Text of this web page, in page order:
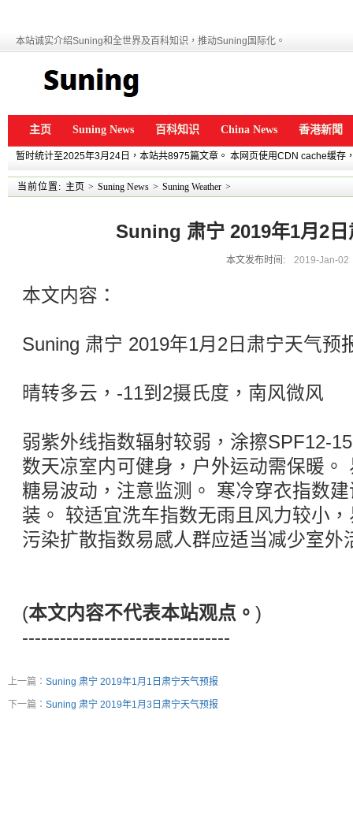
本站诚实介绍Suning和全世界及百科知识，推动Suning国际化。
主页 Suning News 百科知识 China News 香港新聞
暂时统计至2025年3月24日，本站共8975篇文章。 本网页使用CDN cache缓存
当前位置: 主页 > Suning News > Suning Weather >
Suning 肃宁 2019年1月2日
本文发布时间: 2019-Jan-02
本文内容：
Suning 肃宁 2019年1月2日肃宁天气预
晴转多云，-11到2摄氏度，南风微风
弱紫外线指数辐射较弱，涂擦SPF12-
数天凉室内可健身，户外运动需保暖。
糖易波动，注意监测。 寒冷穿衣指数
装。 较适宜洗车指数无雨且风力较小
污染扩散指数易感人群应适当减少室外
(本文内容不代表本站观点。 )
---------------------------------
上一篇： Suning 肃宁 2019年1月1日肃宁天气预报
下一篇： Suning 肃宁 2019年1月3日肃宁天气预报